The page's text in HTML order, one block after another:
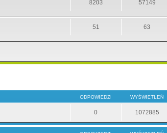
8203 57149
51 63
ODPOWIEDZI WYŚWIETLEŃ
0 1072885